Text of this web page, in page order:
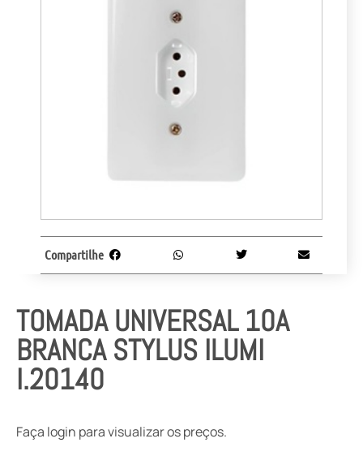
TOMADA UNIVERSAL 10A
BRANCA STYLUS ILUMI
I.20140
Faça login para visualizar os preços.
Compartilhe